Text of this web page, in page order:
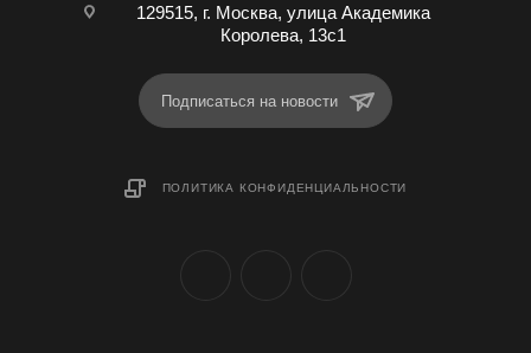
129515, г. Москва, улица Академика
Королева, 13с1
Подписаться на новости
ПОЛИТИКА КОНФИДЕНЦИАЛЬНОСТИ